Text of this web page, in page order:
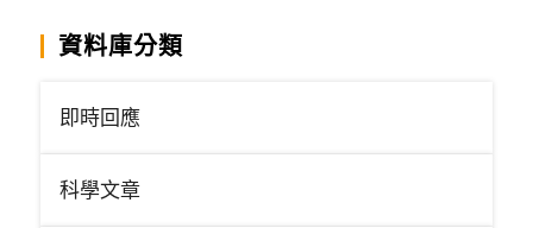
資料庫分類
即時回應
科學文章